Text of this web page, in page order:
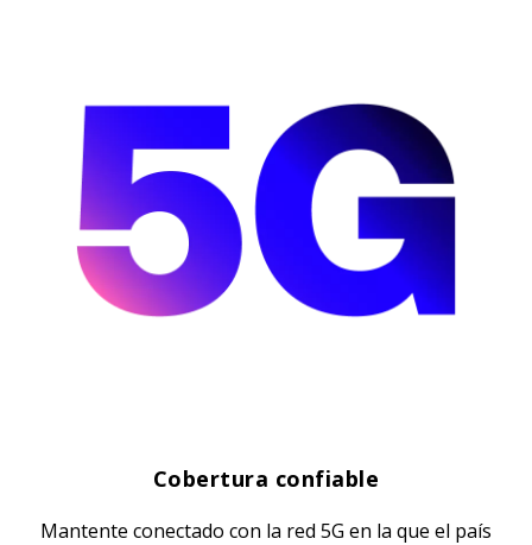
Cobertura confiable
Mantente conectado con la red 5G en la que el país